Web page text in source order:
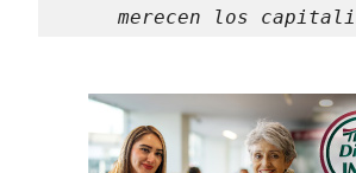
merecen los